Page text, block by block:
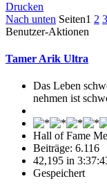
Drucken
Nach unten Seiten1 2 3
Benutzer-Aktionen
Tamer Arik Ultra
Das Leben
nehmen ist
Hall of Fame
Beiträge: 6.116
42,195 in
Gespeichert